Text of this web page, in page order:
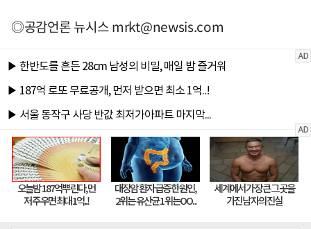
◎공감언론 뉴시스mrkt@newsis.com